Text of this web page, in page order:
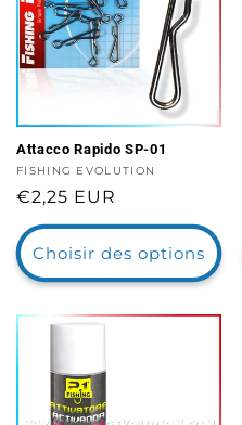
Attacco Rapido SP-01
Distributeur :
FISHING EVOLUTION
Prix
habituel
€2,25 EUR
Choisir des options